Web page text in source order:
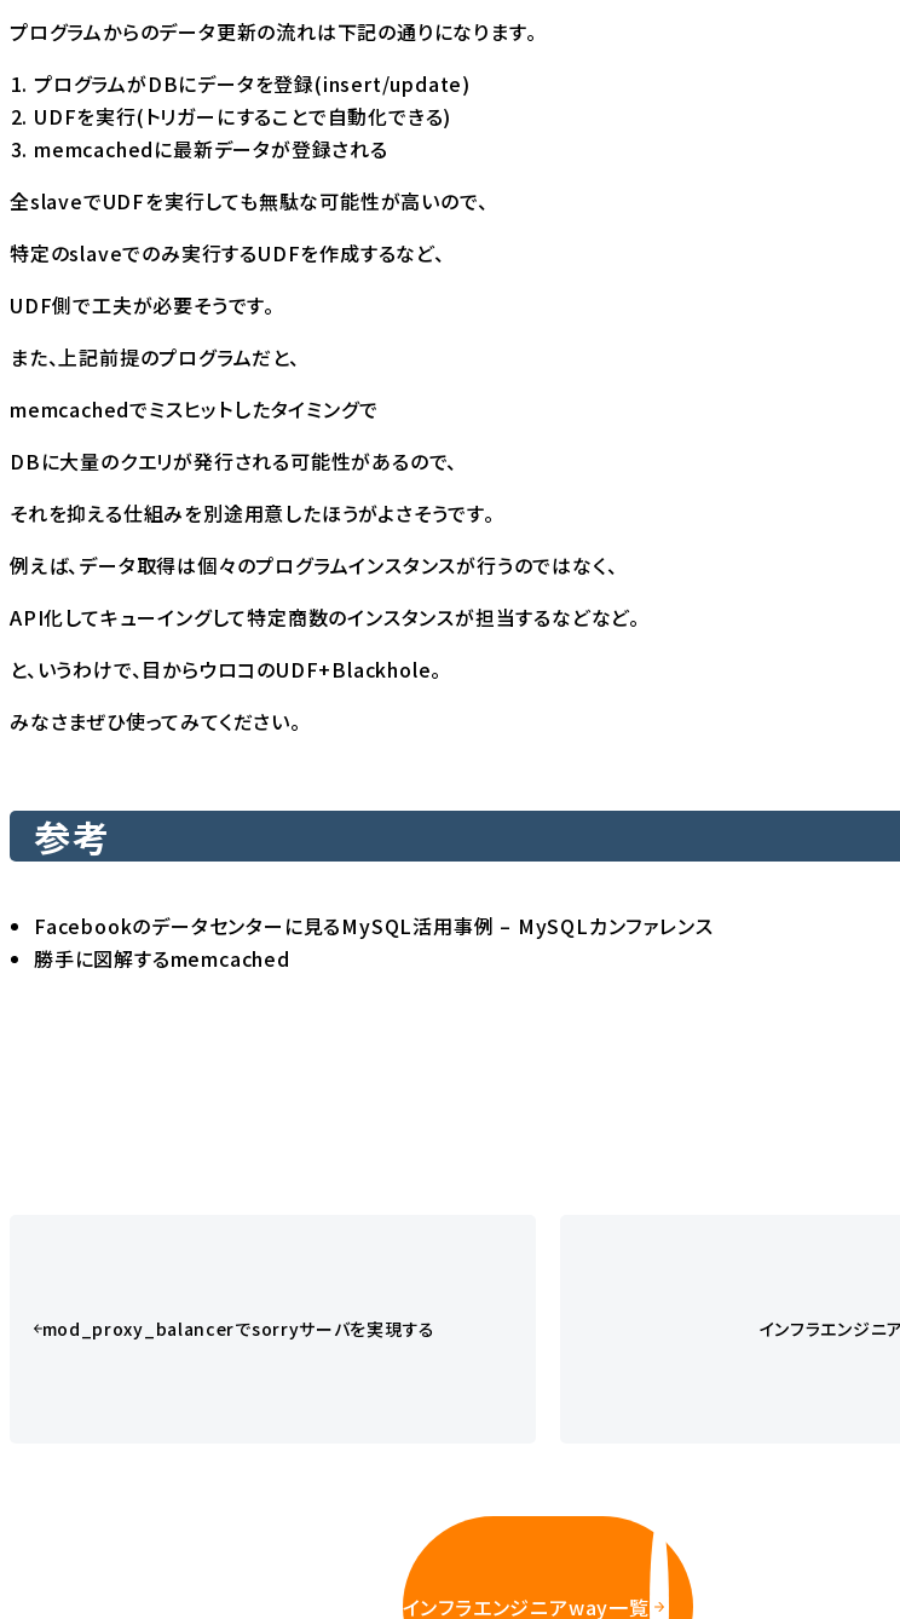
プログラムからのデータ更新の流れは下記の通りになります。
プログラムがDBにデータを登録(insert/update)
UDFを実行(トリガーにすることで自動化できる)
memcachedに最新データが登録される
全slaveでUDFを実行しても無駄な可能性が高いので、
特定のslaveでのみ実行するUDFを作成するなど、
UDF側で工夫が必要そうです。
また、上記前提のプログラムだと、
memcachedでミスヒットしたタイミングで
DBに大量のクエリが発行される可能性があるので、
それを抑える仕組みを別途用意したほうがよさそうです。
例えば、データ取得は個々のプログラムインスタンスが行うのではなく、
API化してキューイングして特定商数のインスタンスが担当するなどなど。
と、いうわけで、目からウロコのUDF+Blackhole。
みなさまぜひ使ってみてください。
参考
Facebookのデータセンターに見るMySQL活用事例 – MySQLカンファレンス
勝手に図解するmemcached
mod_proxy_balancerでsorryサーバを実現する インフラエンジ
インフラエンジニアway一覧